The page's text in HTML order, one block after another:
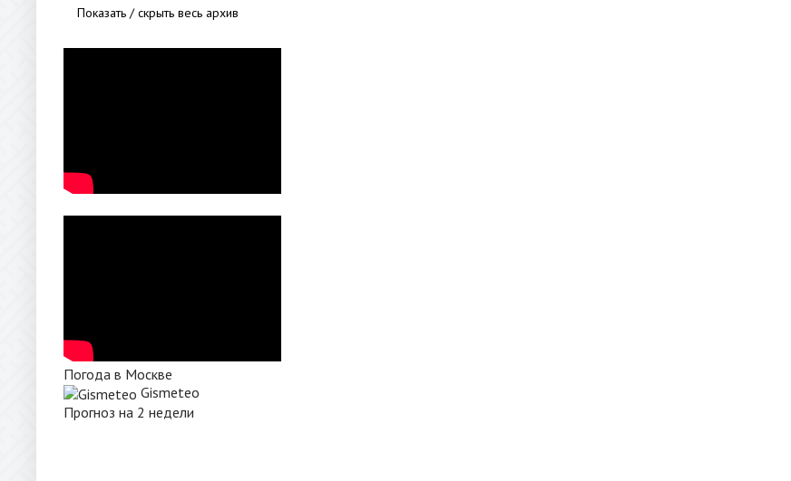
Показать / скрыть весь архив
Погода в Москве
Gismeteo
Прогноз на 2 недели